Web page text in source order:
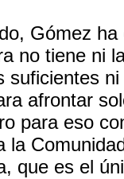
Gómez ha
no tiene ni
suficientes
afrontar
para eso
la
que es el